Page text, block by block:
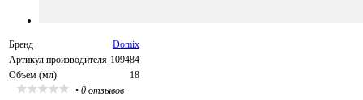
Бренд
Domix
Артикул производителя 109484
Объем (мл)
18
• 0 отзывов